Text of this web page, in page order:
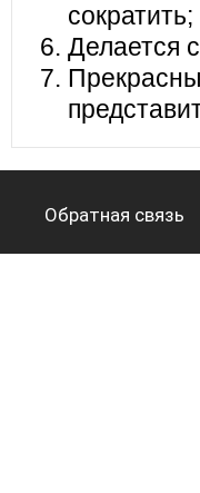
сократить;
Делается
Обратная связь